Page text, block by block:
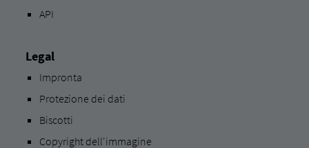
API
Legal
Impronta
Protezione dei dati
Biscotti
Copyright dell'immagine